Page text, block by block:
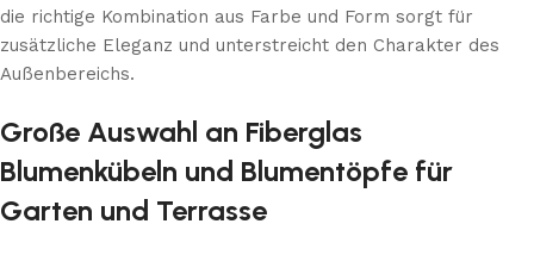
die richtige Kombination aus Farbe und Form sorgt für
zusätzliche Eleganz und unterstreicht den Charakter des
Außenbereichs.
Große Auswahl an Fiberglas
Blumenkübeln und Blumentöpfe für
Garten und Terrasse